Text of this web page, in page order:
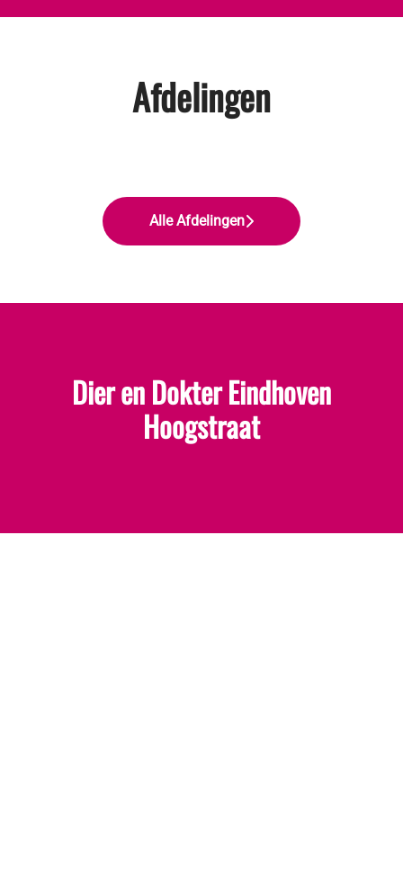
Afdelingen
Dierenartsen en specialisten
Management en support
Alle Afdelingen
Dier en Dokter Eindhoven
Hoogstraat